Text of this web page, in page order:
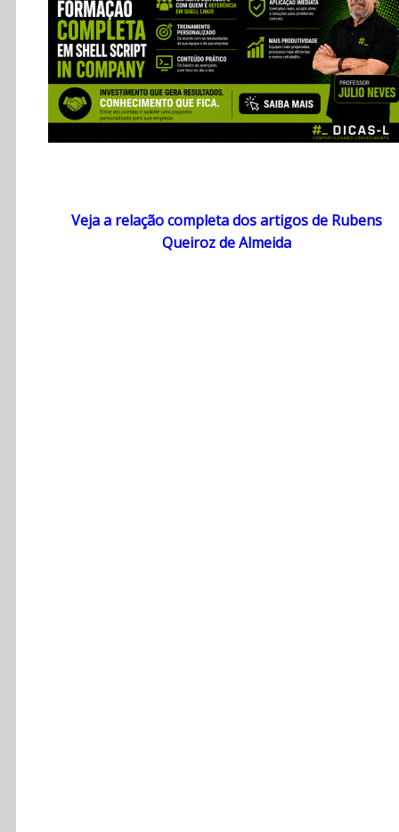
Veja a relação completa dos artigos de Rubens
Queiroz de Almeida